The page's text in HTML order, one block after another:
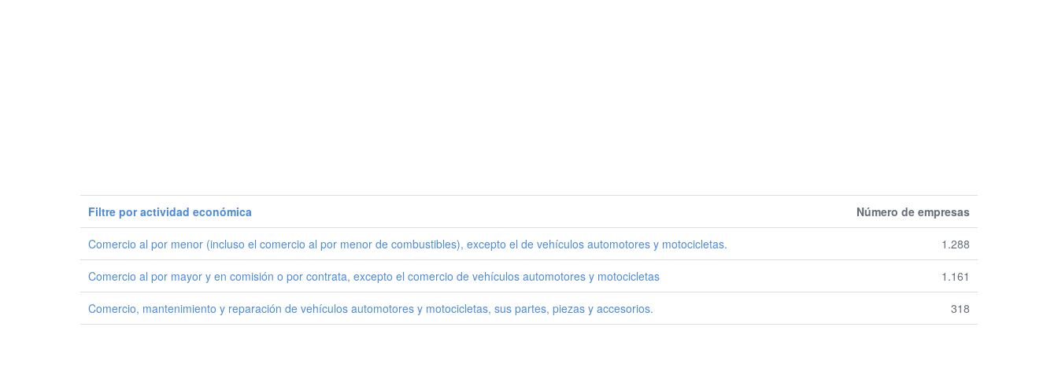
Filtre por actividad económica Número de empresas
Comercio al por menor (incluso el comercio al por menor de combustibles), excepto el de vehículos automotores y motocicletas. 1.288
Comercio al por mayor y en comisión o por contrata, excepto el comercio de vehículos automotores y motocicletas 1.161
Comercio, mantenimiento y reparación de vehículos automotores y motocicletas, sus partes, piezas y accesorios. 318